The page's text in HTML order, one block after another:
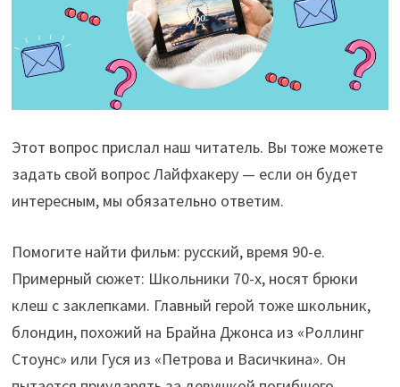
Этот вопрос прислал наш читатель. Вы тоже можете
задать свой вопрос Лайфхакеру — если он будет
интересным, мы обязательно ответим.
Помогите найти фильм: русский, время 90-е.
Примерный сюжет: Школьники 70-х, носят брюки
клеш с заклепками. Главный герой тоже школьник,
блондин, похожий на Брайна Джонса из «Роллинг
Стоунс» или Гуся из «Петрова и Васичкина». Он